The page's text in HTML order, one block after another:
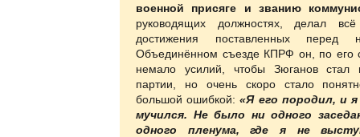
военной присяге и званию
руководящих должностях, делал
достижения поставленных
Объединённом съезде КПРФ он, по его
немало усилий, чтобы Зюганов
партии, но очень скоро стало
большой ошибкой:«Я его породил, и
мучился. Не было ни одного
одного пленума, где я не